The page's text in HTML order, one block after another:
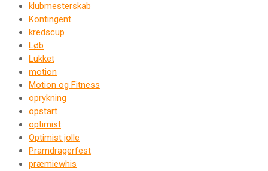
klubmesterskab
Kontingent
kredscup
Løb
Lukket
motion
Motion og Fitness
oprykning
opstart
optimist
Optimist jolle
Pramdragerfest
præmiewhis